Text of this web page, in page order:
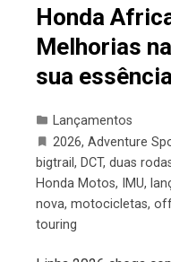
Honda
Melhorias
sua
Lançamentos
2026, Adventure
bigtrail , DCT, duas
Honda Motos, IMU,
nova, motocicletas,
touring